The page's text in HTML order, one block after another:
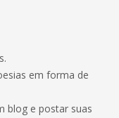
em forma de
blog e postar suas